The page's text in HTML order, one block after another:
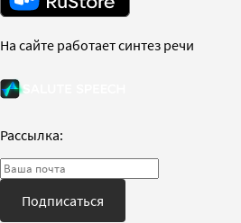
На сайте работает синтез речи
Рассылка:
Подписаться